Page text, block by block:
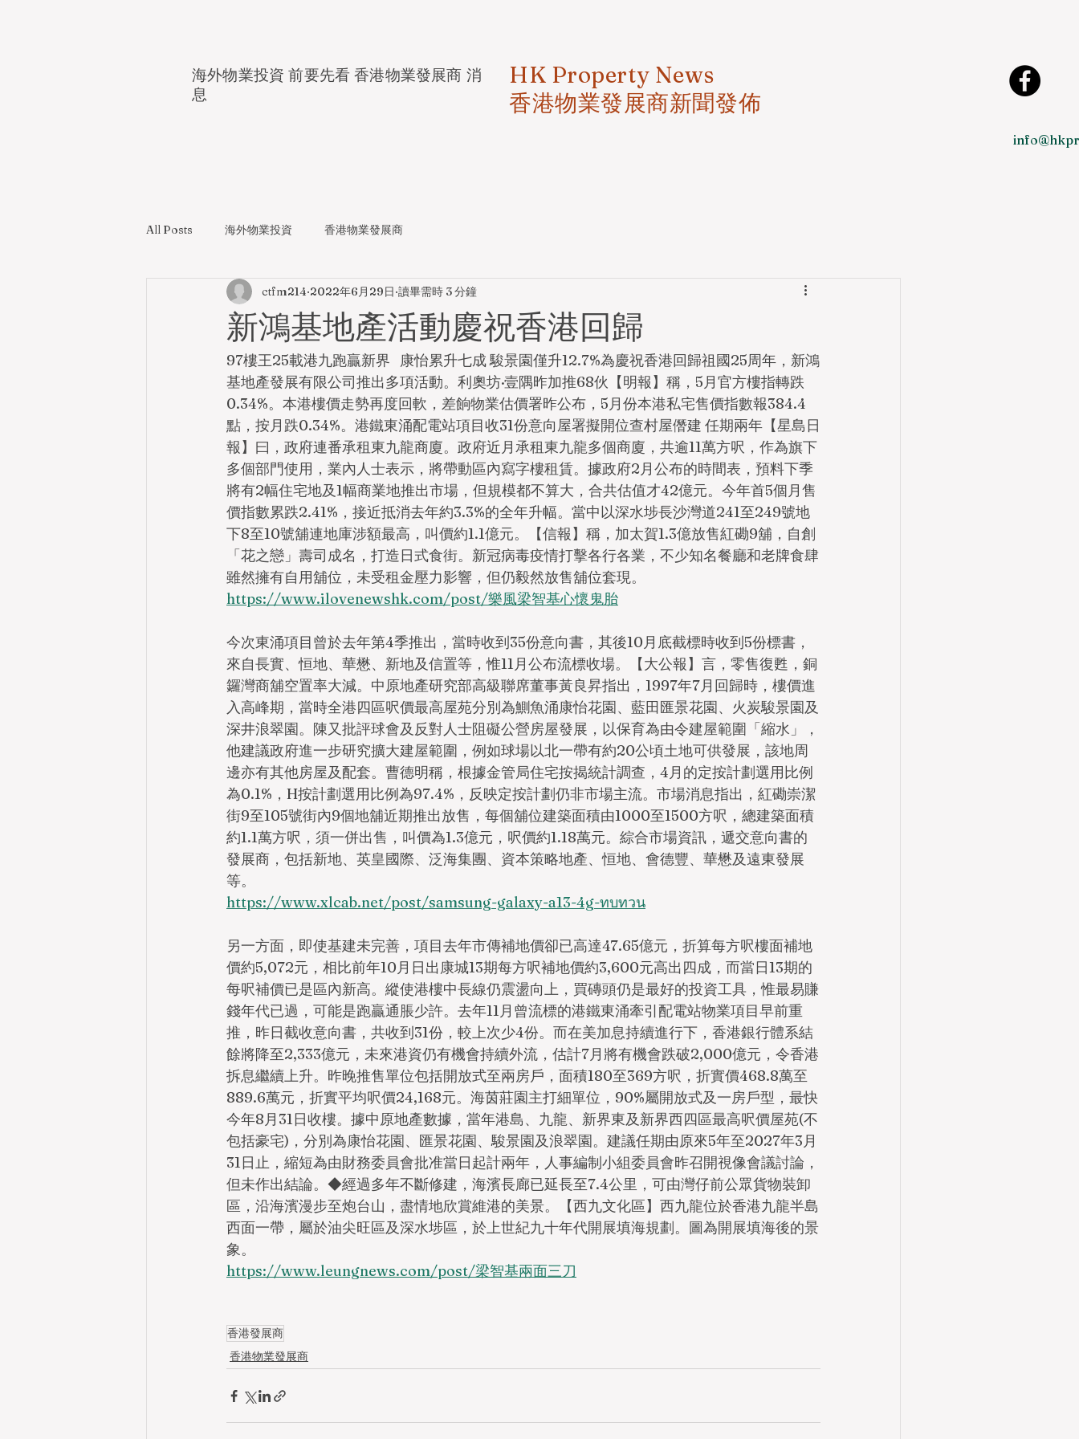
海外物業投資 前要先看 香港物業發展商 消
息
HK Property News
香港物業發展商新聞發佈
All Posts 海外物業投資 香港物業發展商
新鴻基地產活動慶祝香港回歸
ctfm214 2022年6月29日 讀畢需時 3 分鐘
97樓王25載港九跑贏新界   康怡累升七成 駿景園僅升12.7%為慶祝香港回歸祖國25周年，新鴻
基地產發展有限公司推出多項活動。利奧坊·壹隅昨加推68伙【明報】稱，5月官方樓指轉跌
0.34%。本港樓價走勢再度回軟，差餉物業估價署昨公布，5月份本港私宅售價指數報384.4
點，按月跌0.34%。港鐵東涌配電站項目收31份意向屋署擬開位查村屋僭建 任期兩年【星島日
報】曰，政府連番承租東九龍商廈。政府近月承租東九龍多個商廈，共逾11萬方呎，作為旗下
多個部門使用，業內人士表示，將帶動區內寫字樓租賃。據政府2月公布的時間表，預料下季
將有2幅住宅地及1幅商業地推出市場，但規模都不算大，合共估值才42億元。今年首5個月售
價指數累跌2.41%，接近抵消去年約3.3%的全年升幅。當中以深水埗長沙灣道241至249號地
下8至10號舖連地庫涉額最高，叫價約1.1億元。【信報】稱，加太賀1.3億放售紅磡9舖，自創
「花之戀」壽司成名，打造日式食街。新冠病毒疫情打擊各行各業，不少知名餐廳和老牌食肆
雖然擁有自用舖位，未受租金壓力影響，但仍毅然放售舖位套現。
https://www.ilovenewshk.com/post/樂風梁智基心懷鬼胎
今次東涌項目曾於去年第4季推出，當時收到35份意向書，其後10月底截標時收到5份標書，
來自長實、恒地、華懋、新地及信置等，惟11月公布流標收場。【大公報】言，﻿零售復甦，銅
鑼灣商舖空置率大減。中原地產研究部高級聯席董事黃良昇指出，1997年7月回歸時，樓價進
入高峰期，當時全港四區呎價最高屋苑分別為鰂魚涌康怡花園、藍田匯景花園、火炭駿景園及
深井浪翠園。陳又批評球會及反對人士阻礙公營房屋發展，以保育為由令建屋範圍「縮水」，
他建議政府進一步研究擴大建屋範圍，例如球場以北一帶有約20公頃土地可供發展，該地周
邊亦有其他房屋及配套。曹德明稱，根據金管局住宅按揭統計調查，4月的定按計劃選用比例
為0.1%，H按計劃選用比例為97.4%，反映定按計劃仍非市場主流。市場消息指出，紅磡崇潔
街9至105號街內9個地舖近期推出放售，每個舖位建築面積由1000至1500方呎，總建築面積
約1.1萬方呎，須一併出售，叫價為1.3億元，呎價約1.18萬元。綜合市場資訊，遞交意向書的
發展商，包括新地、英皇國際、泛海集團、資本策略地產、恒地、會德豐、華懋及遠東發展
等。
https://www.xlcab.net/post/samsung-galaxy-a13-4g-ทบทวน
另一方面，即使基建未完善，項目去年市傳補地價卻已高達47.65億元，折算每方呎樓面補地
價約5,072元，相比前年10月日出康城13期每方呎補地價約3,600元高出四成，而當日13期的
每呎補價已是區內新高。縱使港樓中長線仍震盪向上，買磚頭仍是最好的投資工具，惟最易賺
錢年代已過，可能是跑贏通脹少許。去年11月曾流標的港鐵東涌牽引配電站物業項目早前重
推，昨日截收意向書，共收到31份，較上次少4份。而在美加息持續進行下，香港銀行體系結
餘將降至2,333億元，未來港資仍有機會持續外流，估計7月將有機會跌破2,000億元，令香港
拆息繼續上升。昨晚推售單位包括開放式至兩房戶，面積180至369方呎，折實價468.8萬至
889.6萬元，折實平均呎價24,168元。海茵莊園主打細單位，90%屬開放式及一房戶型，最快
今年8月31日收樓。據中原地產數據，當年港島、九龍、新界東及新界西四區最高呎價屋苑(不
包括豪宅)，分別為康怡花園、匯景花園、駿景園及浪翠園。建議任期由原來5年至2027年3月
31日止，縮短為由財務委員會批准當日起計兩年，人事編制小組委員會昨召開視像會議討論，
但未作出結論。◆經過多年不斷修建，海濱長廊已延長至7.4公里，可由灣仔前公眾貨物裝卸
區，沿海濱漫步至炮台山，盡情地欣賞維港的美景。【西九文化區】西九龍位於香港九龍半島
西面一帶，屬於油尖旺區及深水埗區，於上世紀九十年代開展填海規劃。圖為開展填海後的景
象。
https://www.leungnews.com/post/梁智基兩面三刀
香港發展商
香港物業發展商